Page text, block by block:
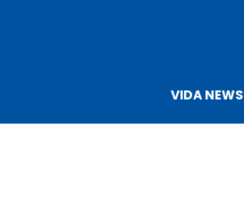
VIDA NEWS